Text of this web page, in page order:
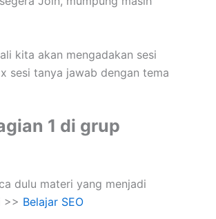
kita akan mengadakan sesi
sesi tanya jawab dengan tema
1 di grup
dulu materi yang menjadi
>> Belajar SEO